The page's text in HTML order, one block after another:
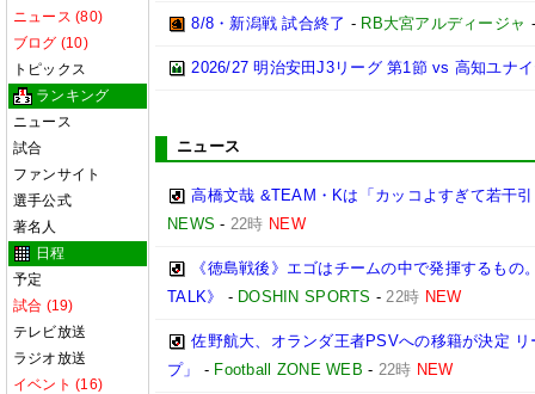
ニュース (80)
ブログ (10)
トピックス
ランキング
ニュース
試合
ファンサイト
選手公式
著名人
日程
予定
試合 (19)
テレビ放送
ラジオ放送
イベント (16)
8/8・新潟戦 試合終了 - RB大宮アルディージャ
2026/27 明治安田J3リーグ 第1節 vs 高知ユナ
ニュース
高橋文哉 &TEAM・Kは「カッコよすぎて若干
NEWS - 22時 NEW
《徳島戦後》エゴはチームの中で発揮するも
TALK》
- DOSHIN SPORTS -22時 NEW
佐野航大、オランダ王者PSVへの移籍が決定
プ」
- Football ZONE WEB - 22時 NEW